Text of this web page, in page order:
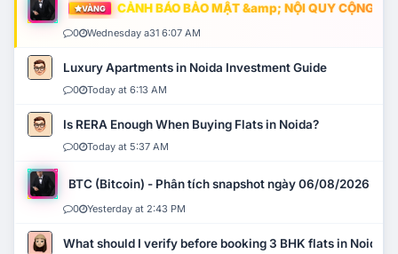
VÀNG CẢNH BÁO BẢO MẬT &amp; NỘI QUY CỘNG
0 Wednesday a31 6:07 AM
Luxury Apartments in Noida Investment Guide
0 Today at 6:13 AM
Is RERA Enough When Buying Flats in Noida?
0 Today at 5:37 AM
BTC (Bitcoin) - Phân tích snapshot ngày 06/08/2026
0 Yesterday at 2:43 PM
What should I verify before booking 3 BHK flats in Noida?